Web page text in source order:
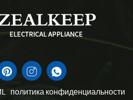
политика конфиденциальности